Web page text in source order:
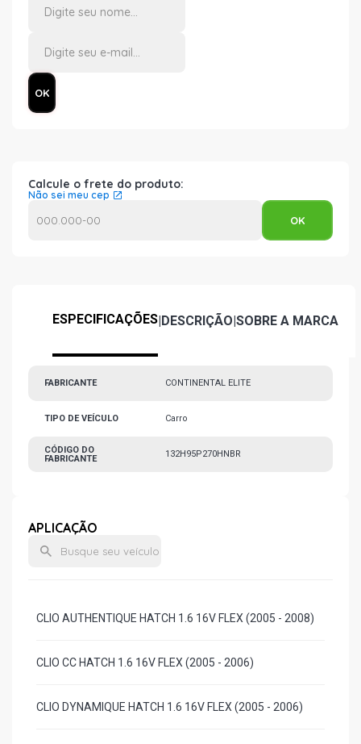
Calcule o frete do produto:
Não sei meu cep
ESPECIFICAÇÕES|DESCRIÇÃO|SOBRE A MARCA
FABRICANTE CONTINENTAL ELITE
TIPO DE VEÍCULO Carro
CÓDIGO DO
FABRICANTE
132H95P270HNBR
APLICAÇÃO
CLIO AUTHENTIQUE HATCH 1.6 16V FLEX (2005 - 2008)
CLIO CC HATCH 1.6 16V FLEX (2005 - 2006)
CLIO DYNAMIQUE HATCH 1.6 16V FLEX (2005 - 2006)